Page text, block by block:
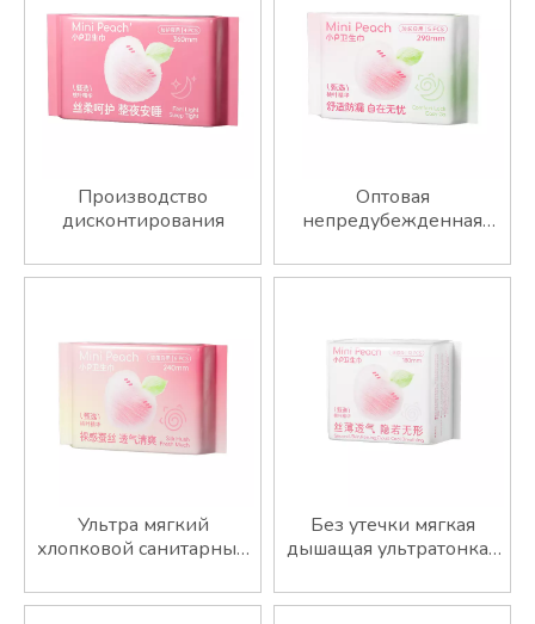
Производство
дисконтирования
Оптовая
непредубежденная
Супер мягкая прокладка
Ультра мягкий
хлопковой санитарный
Без утечки мягкая
дышащая ультратонкая
сантехническая